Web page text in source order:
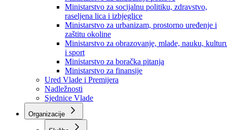
Ministarstvo za privredu
Ministarstvo za pravosuđe, upravu i radne odnose
Ministarstvo za unutrašnje poslove
Ministarstvo za socijalnu politiku, zdravstvo,
raseljena lica i izbjeglice
Ministarstvo za urbanizam, prostorno uređenje i
zaštitu okoline
Ministarstvo za obrazovanje, mlade, nauku,
i sport
Ministarstvo za boračka pitanja
Ministarstvo za finansije
Ured Vlade i Premijera
Nadležnosti
Sjednice Vlade